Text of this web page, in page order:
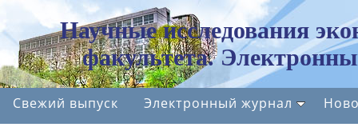
Научные исследования
факультета.
Свежий выпуск Электронный журнал